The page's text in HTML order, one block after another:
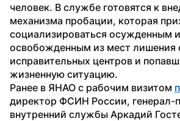
человек. В службе готовятся к
механизма пробации, которая
социализироваться осужденным
освобожденным из мест лишения
исправительных центров и
жизненную ситуацию.
Ранее в ЯНАО с рабочим визитом
директор ФСИН России, генерал-
внутренний службы Аркадий